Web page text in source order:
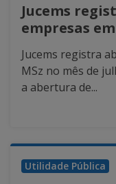
Jucems
empresas
Jucems registra
MSz no mês de
a abertura de...
Utilidade Pública